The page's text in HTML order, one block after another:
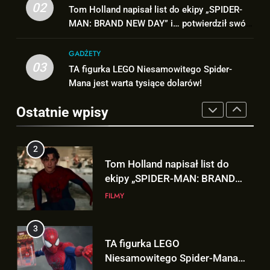
„X-MEN” jako nowy Scott
Summers!
NEWSY
2
Tom Holland napisał list do
NEW DAY” i… potwierdził swój
powrót!
FILMY
3
TA figurka LEGO
Niesamowitego Spider-Mana
jest warta tysiące dolarów!
4
Znamy szczegóły roli
Deadpoola Ryan Reynoldsa w
„AVENGERS: DOOMSDAY”!
02
Tom Holland napisał list do ekipy „SPIDER-
MAN: BRAND NEW DAY” i… potwierdził swój
03
GADŻETY
TA figurka LEGO Niesamowitego Spider-
Mana jest warta tysiące dolarów!
Ostatnie wpisy
TAK może wyglądać ulepszony
kostium Thora w „AVENGERS:
1
Kit Connor dołączy do obsady
„X-MEN” jako nowy Scott
Summers!
NEWSY
2
Tom Holland napisał list do
ekipy „SPIDER-MAN: BRAND
NEW DAY” i… potwierdził swój
FILMY
3
TA figurka LEGO
Niesamowitego Spider-Mana